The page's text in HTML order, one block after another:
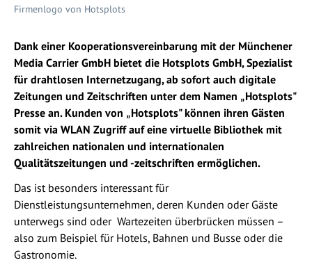
Firmenlogo von Hotsplots
Dank einer Kooperationsvereinbarung mit der Münchener
Media Carrier GmbH bietet die Hotsplots GmbH, Spezialist
für drahtlosen Internetzugang, ab sofort auch digitale
Zeitungen und Zeitschriften unter dem Namen „Hotsplots"
Presse an. Kunden von „Hotsplots" können ihren Gästen
somit via WLAN Zugriff auf eine virtuelle Bibliothek mit
zahlreichen nationalen und internationalen
Qualitätszeitungen und -zeitschriften ermöglichen.
Das ist besonders interessant für
Dienstleistungsunternehmen, deren Kunden oder Gäste
unterwegs sind oder Wartezeiten überbrücken müssen –
also zum Beispiel für Hotels, Bahnen und Busse oder die
Gastronomie.